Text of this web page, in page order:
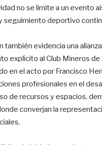
no se limite a un evento
deportivo
también evidencia una
explícito al Club Mineros
en el acto por Francisco
profesionales en el
de recursos y espacios,
converjan la